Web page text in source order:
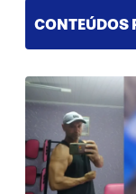
CONTEÚDOS